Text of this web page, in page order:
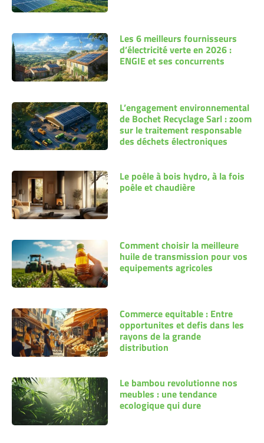
Les 6 meilleurs fournisseurs
d’électricité verte en 2026 :
ENGIE et ses concurrents
L’engagement environnemental
de Bochet Recyclage Sarl : zoom
sur le traitement responsable
des déchets électroniques
Le poêle à bois hydro, à la fois
poêle et chaudière
Comment choisir la meilleure
huile de transmission pour vos
equipements agricoles
Commerce equitable : Entre
opportunites et defis dans les
rayons de la grande
distribution
Le bambou revolutionne nos
meubles : une tendance
ecologique qui dure